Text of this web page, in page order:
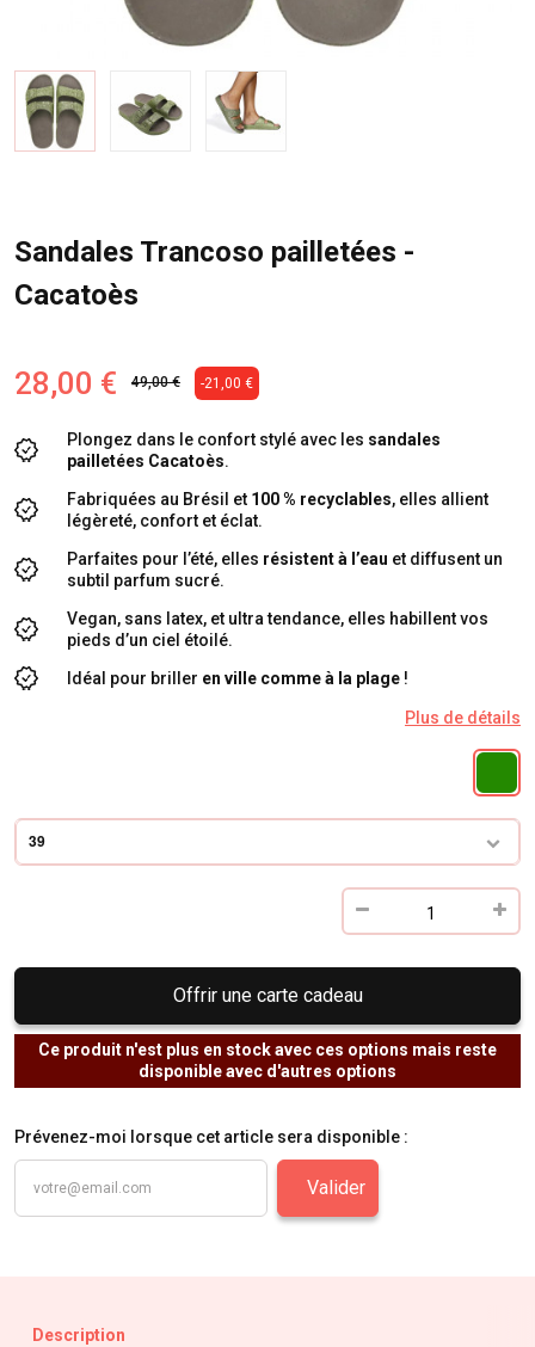
Sandales Trancoso pailletées -
Cacatoès
28,00 € 49,00 € -21,00 €
Plongez dans le confort stylé avec les sandales
pailletées Cacatoès.
Fabriquées au Brésil et 100 % recyclables, elles allient
légèreté, confort et éclat.
Parfaites pour l’été, elles résistent à l’eau et diffusent un
subtil parfum sucré.
Vegan, sans latex, et ultra tendance, elles habillent vos
pieds d’un ciel étoilé.
Idéal pour briller en ville comme à la plage !
Plus de détails
39
Offrir une carte cadeau
Ce produit n'est plus en stock avec ces options mais reste
disponible avec d'autres options
Prévenez-moi lorsque cet article sera disponible :
Valider
Description